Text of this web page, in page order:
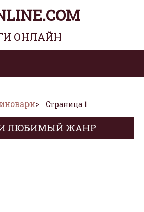
ОНЛАЙН
Страница 1
ЛЮБИМЫЙ ЖАНР